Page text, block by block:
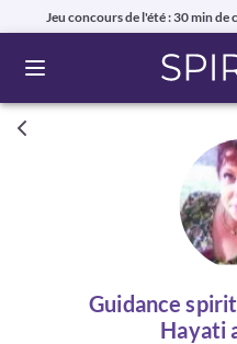
Jeu concours de l'été : 30 min de
Ouvrir le menu
Guidance
Hayati